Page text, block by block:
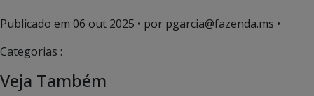
Publicado em 06 out 2025 • por pgarcia@fazenda.ms •
Categorias :
Veja Também